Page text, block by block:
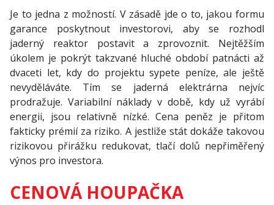
Je to jedna z možností. V zásadě jde o to, jakou formu
garance poskytnout investorovi, aby se rozhodl
jaderný reaktor postavit a zprovoznit. Nejtěžším
úkolem je pokrýt takzvané hluché období patnácti až
dvaceti let, kdy do projektu sypete peníze, ale ještě
nevyděláváte. Tím se jaderná elektrárna nejvíc
prodražuje. Variabilní náklady v době, kdy už vyrábí
energii, jsou relativně nízké. Cena peněz je přitom
fakticky prémií za riziko. A jestliže stát dokáže takovou
rizikovou přirážku redukovat, tlačí dolů nepřiměřený
výnos pro investora.
CENOVÁ HOUPAČKA